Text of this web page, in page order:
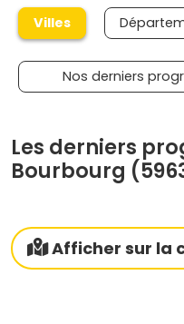
Villes
Nos derniers
Les derniers
Bourbourg
Afficher sur la